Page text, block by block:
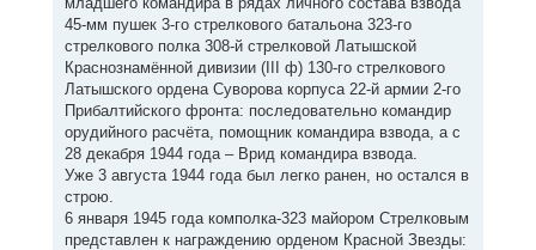
45-мм пушек 3-го стрелкового батальона 323-го
стрелкового полка 308-й стрелковой Латышской
Краснознамённой дивизии (III ф) 130-го стрелкового
Латышского ордена Суворова корпуса 22-й армии 2-го
Прибалтийского фронта: последовательно командир
орудийного расчёта, помощник командира взвода, а с
28 декабря 1944 года – Врид командира взвода.
Уже 3 августа 1944 года был легко ранен, но остался в
строю.
6 января 1945 года комполка-323 майором Стрелковым
представлен к награждению орденом Красной Звезды: